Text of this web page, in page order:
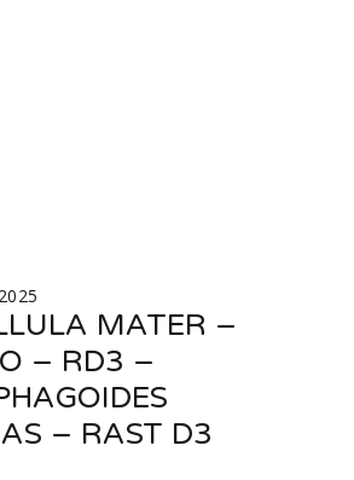
MATER –
– RD3 –
– RAST D3